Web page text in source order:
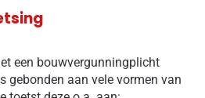
een bouwvergunningplicht
gebonden aan vele vormen van